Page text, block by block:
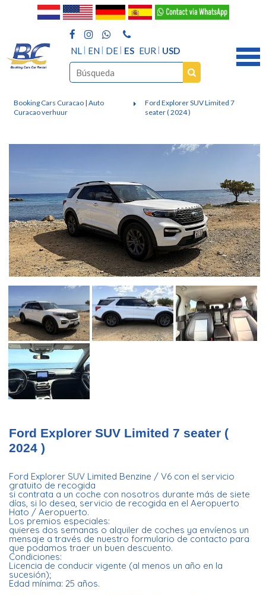
NL EN DE ES EUR USD
Booking Cars Curacao | Auto
Curacao verhuur
Ford Explorer SUV Limited 7
seater ( 2024 )
Ford Explorer SUV Limited 7 seater (
2024 )
Ford Explorer SUV Limited Benzine / V6 con el servicio
gratuito de recogida
si contrata a un coche con nosotros durante más de siete
días, si lo desea, servicio de recogida en el Aeropuerto
Hato / Aeropuerto.
Los premios especiales:
quieres dos semanas o alquiler de coches ya envíenos un
mensaje a través de nuestro formulario de contacto para
que podamos traer un buen descuento.
Condiciones:
Licencia de conducir vigente (al menos un año en la
sucesión);
Edad mínima: 25 años.